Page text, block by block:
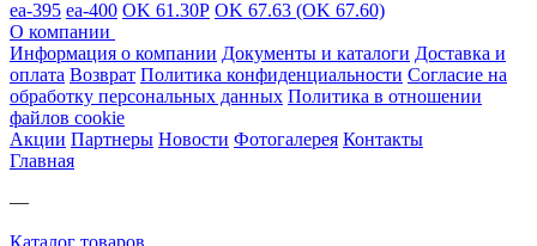
ea-395 ea-400 OK 61.30Р OK 67.63 (OK 67.60)
О компании
Информация о компании Документы и каталоги Доставка и
оплата Возврат Политика конфиденциальности Согласие на
обработку персональных данных Политика в отношении
файлов cookie
Акции Партнеры Новости Фотогалерея Контакты
Главная
—
Каталог товаров